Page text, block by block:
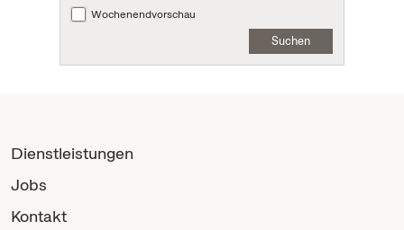
Wochenendvorschau
Suchen
Dienstleistungen
Jobs
Kontakt